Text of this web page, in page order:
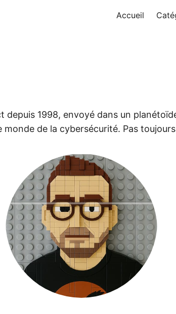
Accueil
depuis 1998, envoyé dans un
monde de la cybersécurité. Pas